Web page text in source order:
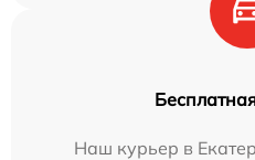
Наш курьер в